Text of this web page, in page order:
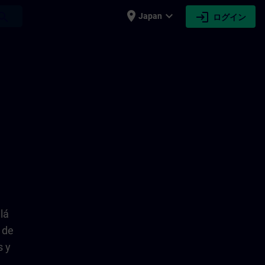
place Japan expand_more login ログイン
y